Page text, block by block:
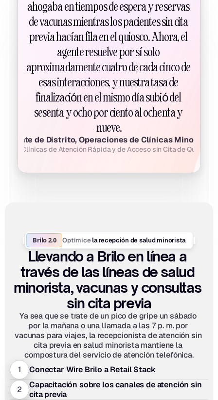
ahogaba en tiempos de espera y reservas
de vacunas mientras los pacientes sin cita
previa hacían fila en el quiosco. Ahora, el
agente resuelve por sí solo
aproximadamente cuatro de cada cinco de
esas interacciones, y nuestra tasa de
finalización en el mismo día subió del
sesenta y ocho por ciento al ochenta y
nueve.
Gerente de Distrito, Operaciones de Clínicas Minoristas
de Clínicas de Atención Rápida y de Acceso sin Cita de
Brilo 2.0 Optimice la recepción de salud minorista
Llevando a Brilo en línea a
través de las líneas de salud
minorista, vacunas y consultas
sin cita previa
Ya sea que se trate de un pico de gripe un sábado
por la mañana o una llamada a las 7 p. m. por
vacunas para viajes, la recepcionista de atención sin
cita previa en salud minorista mantiene la
compostura del servicio de atención telefónica.
1
Conectar Wire Brilo a Retail Stack
2
Capacitación sobre los canales de atención sin
cita previa